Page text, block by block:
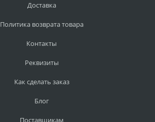
Доставка
Политика возврата товара
Контакты
Реквизиты
Как сделать заказ
Блог
Поставщикам